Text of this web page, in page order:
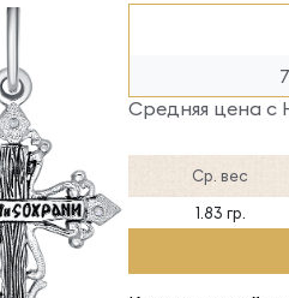
Средняя цена
Ср. вес
1.83 гр.